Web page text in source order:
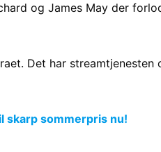
og James May der
Det har
skarp sommerpris nu!